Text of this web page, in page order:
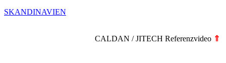
SKANDINAVIEN
CALDAN / JITECH Referenzvideo ⇑